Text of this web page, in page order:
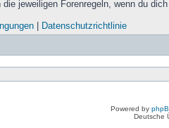
jeweiligen Forenregeln, wenn du
| Datenschutzrichtlinie
Powered by
Deutsche